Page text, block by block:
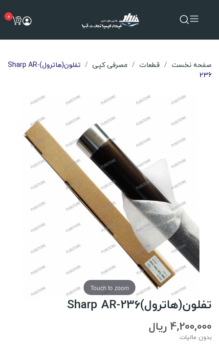
0
صفحه نخست قطعات مصرفی کپی
تفلون(هاترول)Sharp AR-
236
Touch to zoom
تفلون(هاترول)Sharp AR-236
4,200,000 ریال
بدون مالیات